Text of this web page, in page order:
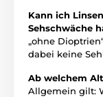
Kann ich
Sehschwäche
„ohne
dabei keine
Ab welchem
Allgemein gilt: